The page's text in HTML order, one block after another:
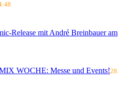
Release mit André Breinbauer am
WOCHE: Messe und Events!28.